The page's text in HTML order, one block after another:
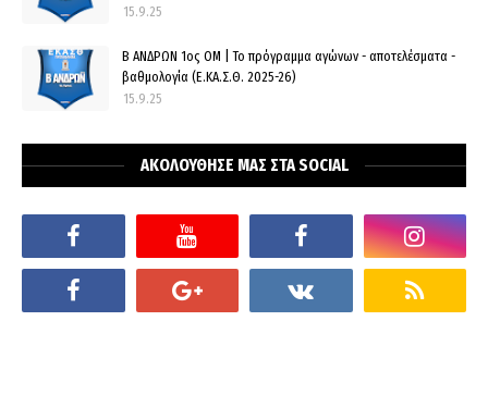
15.9.25
Β ΑΝΔΡΩΝ 1ος ΟΜ | Το πρόγραμμα αγώνων - αποτελέσματα -
βαθμολογία (Ε.ΚΑ.Σ.Θ. 2025-26)
15.9.25
ΑΚΟΛΟΥΘΗΣΕ ΜΑΣ ΣΤΑ SOCIAL